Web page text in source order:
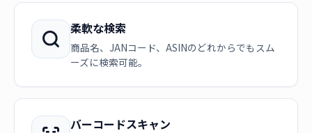
柔軟な検索
商品名、JANコード、ASINのどれからでもスム
ーズに検索可能。
バーコードスキャン